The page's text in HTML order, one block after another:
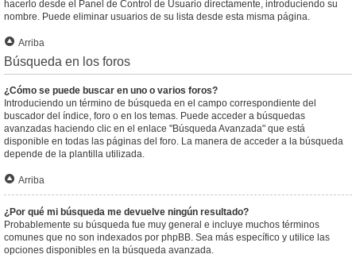
hacerlo desde el Panel de Control de Usuario directamente, introduciendo su
nombre. Puede eliminar usuarios de su lista desde esta misma página.
Arriba
Búsqueda en los foros
¿Cómo se puede buscar en uno o varios foros?
Introduciendo un término de búsqueda en el campo correspondiente del
buscador del índice, foro o en los temas. Puede acceder a búsquedas
avanzadas haciendo clic en el enlace "Búsqueda Avanzada" que está
disponible en todas las páginas del foro. La manera de acceder a la búsqueda
depende de la plantilla utilizada.
Arriba
¿Por qué mi búsqueda me devuelve ningún resultado?
Probablemente su búsqueda fue muy general e incluye muchos términos
comunes que no son indexados por phpBB. Sea más específico y utilice las
opciones disponibles en la búsqueda avanzada.